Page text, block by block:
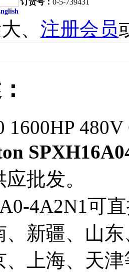
订货号： 0-5-739431
、 注册会员
1600HP
批发。
4A2N1可
、新疆、山
、上海、天